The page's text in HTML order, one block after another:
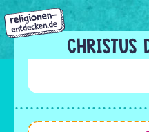
Direkt
zum
Inhalt
CHRISTUS